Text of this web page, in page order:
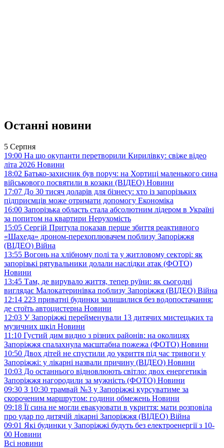
Останні новини
5 Серпня
19:00 На що окупанти перетворили Кирилівку: свіже відео
літа 2026 Новини
18:02 Батько-захисник був поруч: на Хортиці маленького сина
військового посвятили в козаки (ВІДЕО) Новини
17:07 До 30 тисяч доларів для бізнесу: хто із запорізьких
підприємців може отримати допомогу Економіка
16:00 Запорізька область стала абсолютним лідером в Україні
за попитом на квартири Нерухомість
15:05 Сергій Притула показав перше збиття реактивного
«Шахеда» дроном-перехоплювачем поблизу Запоріжжя
(ВІДЕО) Війна
13:55 Вогонь на хлібному полі та у житловому секторі: як
запорізькі рятувальники долали наслідки атак (ФОТО)
Новини
13:45 Там, де вирувало життя, тепер руїни: як сьогодні
виглядає Малокатеринівка поблизу Запоріжжя (ВІДЕО) Війна
12:14 223 приватні будинки залишилися без водопостачання:
де стоїть автоцистерна Новини
12:03 У Запоріжжі перейменували 13 дитячих мистецьких та
музичних шкіл Новини
11:10 Густий дим видно з різних районів: на околицях
Запоріжжя спалахнула масштабна пожежа (ФОТО) Новини
10:50 Двох дітей не спустили до укриття під час тривоги у
Запоріжжі: у лікарні назвали причину (ВІДЕО) Новини
10:03 До останнього відновлюють світло: двох енергетиків
Запоріжжя нагородили за мужність (ФОТО) Новини
09:30 З 10:30 трамвай №3 у Запоріжжі курсуватиме за
скороченим маршрутом: години обмежень Новини
09:18 Її сина не могли евакуювати в укриття: мати розповіла
про удар по дитячій лікарні Запоріжжя (ВІДЕО) Війна
09:01 Які будинки у Запоріжжі будуть без електроенергії з 10-
00 Новини
Всі новини